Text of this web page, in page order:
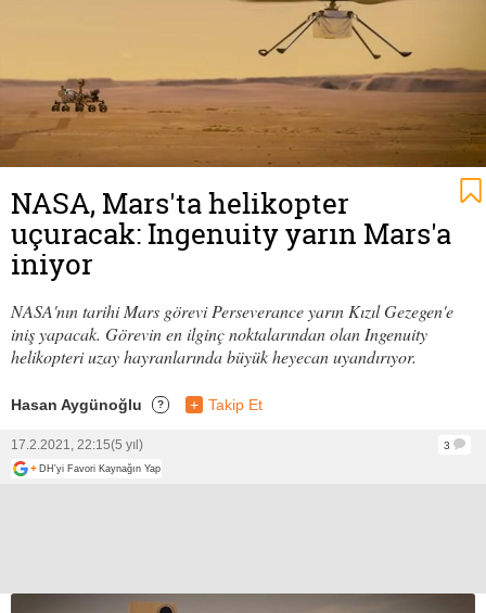
NASA, Mars'ta helikopter
uçuracak: Ingenuity yarın Mars'a
iniyor
NASA'nın tarihi Mars görevi Perseverance yarın Kızıl Gezegen'e
iniş yapacak. Görevin en ilginç noktalarından olan Ingenuity
helikopteri uzay hayranlarında büyük heyecan uyandırıyor.
Hasan Aygünoğlu ? + Takip Et
17.2.2021, 22:15(5 yıl)
3
+ DH'yi Favori Kaynağın Yap